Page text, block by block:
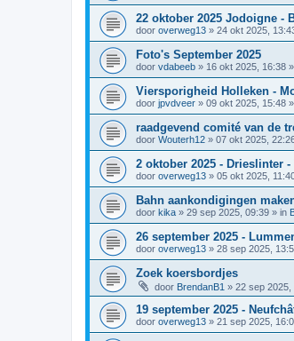
22 oktober 2025 Jodoigne -
door overweg13 » 24 okt 2025,
Foto's September 2025
door vdabeeb » 16 okt 2025, 16:38
Viersporigheid Holleken -
door jpvdveer » 09 okt 2025, 15:48
raadgevend comité van de
door Wouterh12 » 07 okt 2025,
2 oktober 2025 - Drieslinter -
door overweg13 » 05 okt 2025,
Bahn aankondigingen
door kika » 29 sep 2025, 09:39 » in
26 september 2025 -
door overweg13 » 28 sep 2025,
Zoek koersbordjes
door BrendanB1 » 22 sep 2025,
19 september 2025 -
door overweg13 » 21 sep 2025,